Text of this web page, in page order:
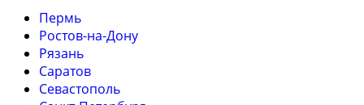
Пермь
Ростов-на-Дону
Рязань
Саратов
Севастополь